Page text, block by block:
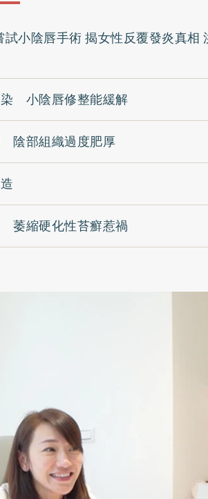
小陰唇手術 揭女性反覆發炎真相
小陰唇修整能緩解
陰部組織過度肥厚
萎縮硬化性苔癬惹禍